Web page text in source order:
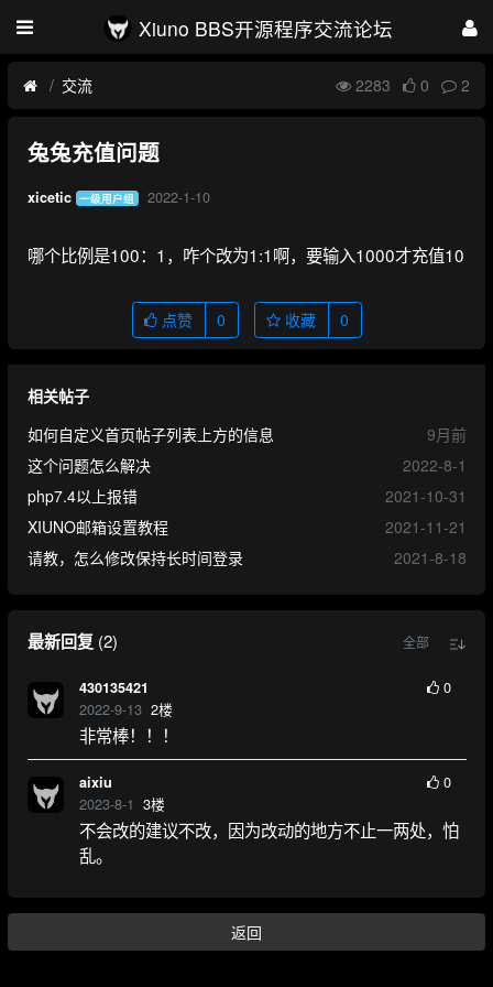
Xiuno BBS开源程序交流论坛
交流 2283 0 2
兔兔充值问题
xicetic 一级用户组 2022-1-10
哪个比例是100：1，咋个改为1:1啊，要输入1000才充值10
点赞 0 收藏 0
相关帖子
如何自定义首页帖子列表上方的信息
9月前
这个问题怎么解决
2022-8-1
php7.4以上报错
2021-10-31
XIUNO邮箱设置教程
2021-11-21
请教，怎么修改保持长时间登录
2021-8-18
最新回复(2) 全部
430135421
2022-9-13 2楼
0
非常棒！！！
aixiu
2023-8-1 3楼
0
不会改的建议不改，因为改动的地方不止一两处，怕
乱。
返回